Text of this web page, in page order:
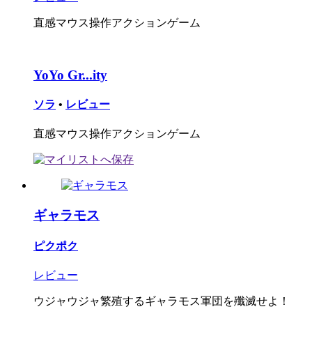
直感マウス操作アクションゲーム
YoYo Gr...ity
ソラ • レビュー
直感マウス操作アクションゲーム
ギャラモス
ピクポク
レビュー
ウジャウジャ繁殖するギャラモス軍団を殲滅せよ！